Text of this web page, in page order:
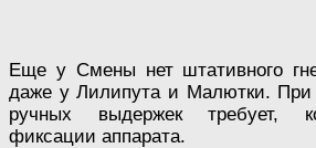
Еще у Смены нет штативного
даже у Лилипута и Малютки. При
ручных выдержек требует,
фиксации аппарата.